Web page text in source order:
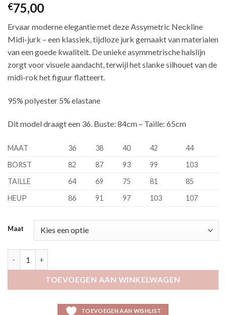
€75,00
Ervaar moderne elegantie met deze Assymetric Neckline
Midi-jurk – een klassiek, tijdloze jurk gemaakt van materialen
van een goede kwaliteit. De unieke asymmetrische halslijn
zorgt voor visuele aandacht, terwijl het slanke silhouet van de
midi-rok het figuur flatteert.
95% polyester 5% elastane
Dit model draagt een 36. Buste: 84cm – Taille: 65cm
MAAT 36 38 40 42
44
BORST
82 87 93 99
103
TAILLE
64 69 75 81
85
HEUP
86 91 97 103 107
Maat
TOEVOEGEN AAN WINKELWAGEN
TOEVOEGEN AAN WISHLIST